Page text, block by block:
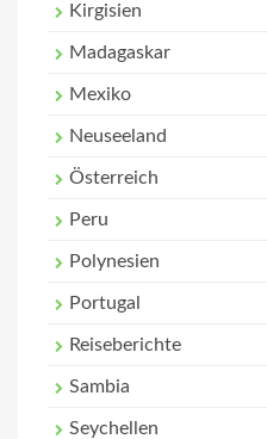
Kirgisien
Madagaskar
Mexiko
Neuseeland
Österreich
Peru
Polynesien
Portugal
Reiseberichte
Sambia
Seychellen